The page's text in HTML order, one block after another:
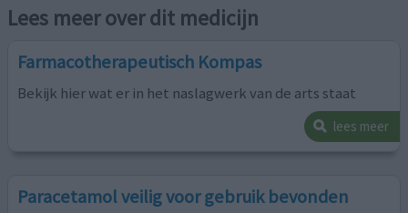
Lees meer over dit medicijn
Farmacotherapeutisch Kompas
Bekijk hier wat er in het naslagwerk van de arts staat
lees meer
Paracetamol veilig voor gebruik bevonden